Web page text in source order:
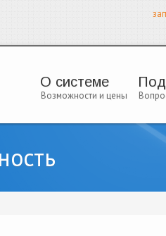
О системе
Возможности и цены